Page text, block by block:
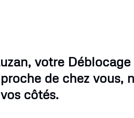
votre
de chez vous,
côtés.